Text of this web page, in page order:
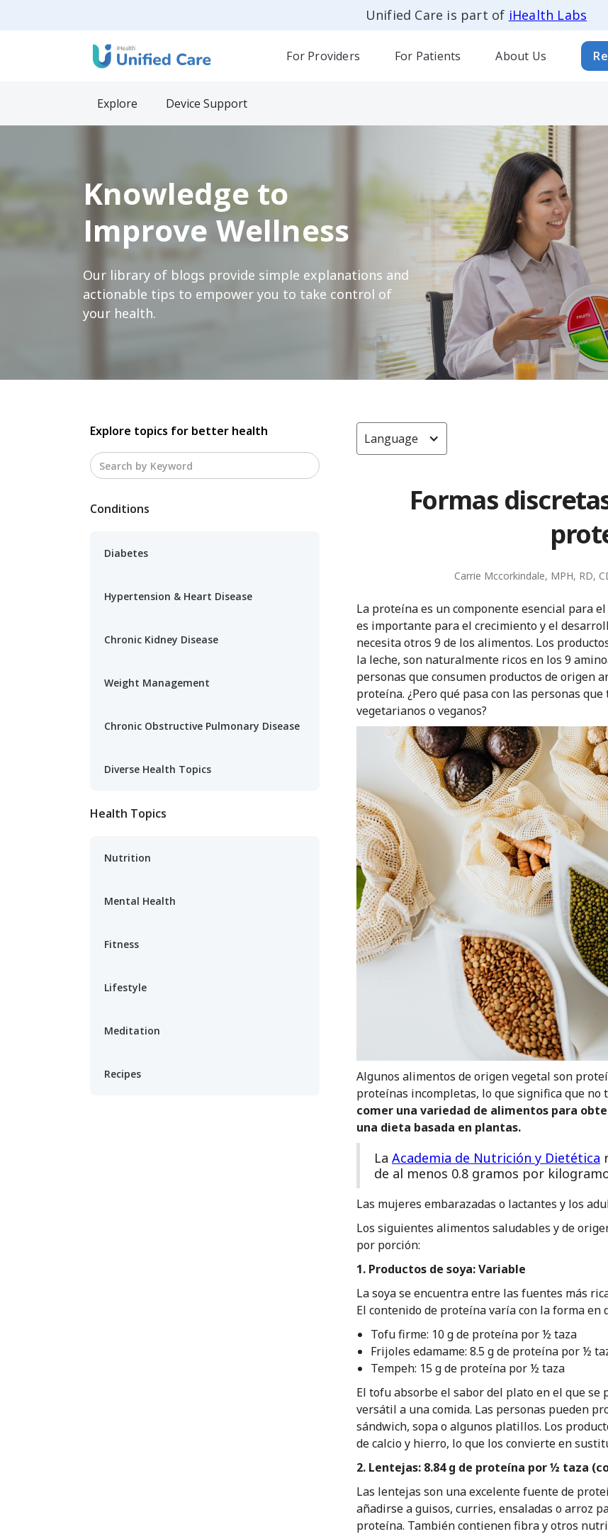
Unified Care is part of iHealth Labs
For Providers For Patients About Us
Explore Device Support
Knowledge to
Improve Wellness
Our library of blogs provide simple explanations and
actionable tips to empower you to take control of
your health.
Explore topics for better health
Conditions
Diabetes
Hypertension & Heart Disease
Chronic Kidney Disease
Weight Management
Chronic Obstructive Pulmonary Disease
Diverse Health Topics
Health Topics
Nutrition
Mental Health
Fitness
Lifestyle
Meditation
Recipes
Language
Formas
Carrie Mccorkindale, MPH, RD,
La proteína es un componente esencial para
es importante para el crecimiento y el
necesita otros 9 de los alimentos. Los
la leche, son naturalmente ricos en los 9
personas que consumen productos de origen
proteína. ¿Pero qué pasa con las personas
vegetarianos o veganos?
Algunos alimentos de origen vegetal son
proteínas incompletas, lo que significa que no
comer una variedad de alimentos para
una dieta basada en plantas.
La Academia de Nutrición y Dietética
de al menos 0.8 gramos por
Las mujeres embarazadas o lactantes y los
Los siguientes alimentos saludables y de
por porción:
1. Productos de soya: Variable
La soya se encuentra entre las fuentes más
El contenido de proteína varía con la forma en
Tofu firme: 10 g de proteína por ½ taza
Frijoles edamame: 8.5 g de proteína por ½
Tempeh: 15 g de proteína por ½ taza
El tofu absorbe el sabor del plato en el que
versátil a una comida. Las personas pueden
sándwich, sopa o algunos platillos. Los
de calcio y hierro, lo que los convierte en
2. Lentejas: 8.84 g de proteína por ½ taza
Las lentejas son una excelente fuente de
añadirse a guisos, curries, ensaladas o arroz
proteína. También contienen fibra y otros